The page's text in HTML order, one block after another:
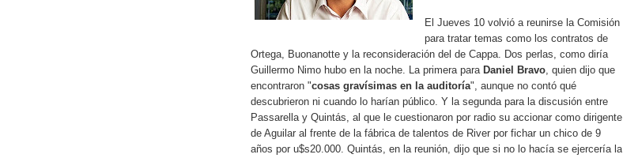
El Jueves 10 volvió a reunirse la Comisión
para tratar temas como los contratos de
Ortega, Buonanotte y la reconsideración del de Cappa. Dos perlas, como diría
Guillermo Nimo hubo en la noche. La primera para Daniel Bravo, quien dijo que
encontraron "cosas gravísimas en la auditoría", aunque no contó qué
descubrieron ni cuando lo harían público. Y la segunda para la discusión entre
Passarella y Quintás, al que le cuestionaron por radio su accionar como dirigente
de Aguilar al frente de la fábrica de talentos de River por fichar un chico de 9
años por u$s20.000. Quintás, en la reunión, dijo que si no lo hacía se ejercería la